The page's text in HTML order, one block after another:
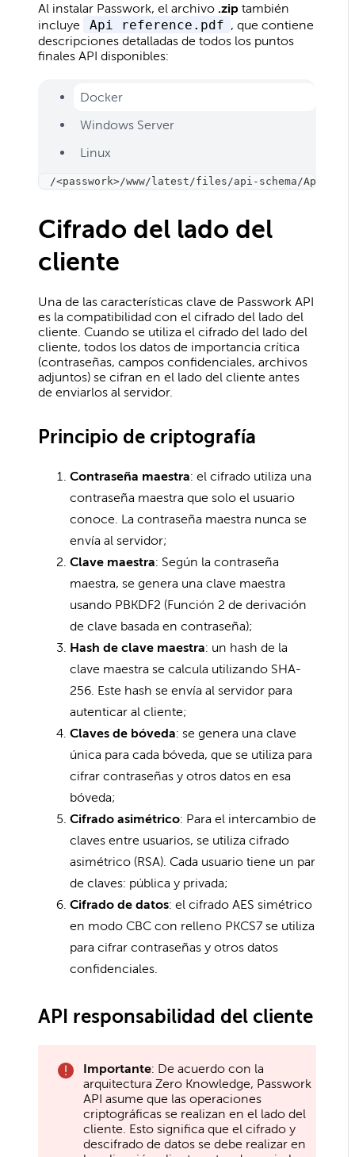
Al instalar Passwork, el archivo .zip también
incluye
Api reference.pdf , que contiene
descripciones detalladas de todos los puntos
finales API disponibles:
Docker
Windows Server
Linux
/<passwork>/www/latest/files/api-schema/Api
Cifrado del lado del
cliente
Una de las características clave de Passwork API
es la compatibilidad con el cifrado del lado del
cliente. Cuando se utiliza el cifrado del lado del
cliente, todos los datos de importancia crítica
(contraseñas, campos confidenciales, archivos
adjuntos) se cifran en el lado del cliente antes
de enviarlos al servidor.
Principio de criptografía
Contraseña maestra: el cifrado utiliza una
contraseña maestra que solo el usuario
conoce. La contraseña maestra nunca se
envía al servidor;
Clave maestra: Según la contraseña
maestra, se genera una clave maestra
usando PBKDF2 (Función 2 de derivación
de clave basada en contraseña);
Hash de clave maestra: un hash de la
clave maestra se calcula utilizando SHA-
256. Este hash se envía al servidor para
autenticar al cliente;
Claves de bóveda: se genera una clave
única para cada bóveda, que se utiliza para
cifrar contraseñas y otros datos en esa
bóveda;
Cifrado asimétrico: Para el intercambio de
claves entre usuarios, se utiliza cifrado
asimétrico (RSA). Cada usuario tiene un par
de claves: pública y privada;
Cifrado de datos: el cifrado AES simétrico
en modo CBC con relleno PKCS7 se utiliza
para cifrar contraseñas y otros datos
confidenciales.
API responsabilidad del cliente
Importante: De acuerdo con la
arquitectura Zero Knowledge, Passwork
API asume que las operaciones
criptográficas se realizan en el lado del
cliente. Esto significa que el cifrado y
descifrado de datos se debe realizar en